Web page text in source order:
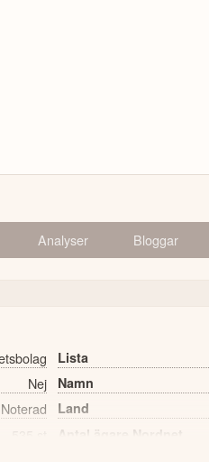
Analyser Bloggar
Lista
Nej Namn
Noterad Land
Antal ägare Nordnet